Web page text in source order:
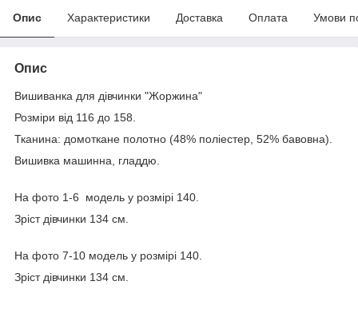
Опис Характеристики Доставка Оплата Умови
Опис
Вишиванка для дівчинки "Жоржина"
Розміри від 116 до 158.
Тканина: домоткане полотно (48% поліестер, 52% бавовна).
Вишивка машинна, гладдю.
На фото 1-6 модель у розмірі 140.
Зріст дівчинки 134 см.
На фото 7-10 модель у розмірі 140.
Зріст дівчинки 134 см.